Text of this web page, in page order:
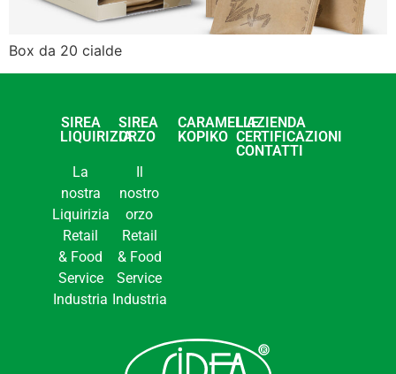
Box da 20 cialde
SIREA
LIQUIRIZIA
La
nostra
Liquirizia
Retail
& Food
Service
Industria
SIREA
ORZO
nostro
orzo
Retail
& Food
Service
Industria
CARAMELLE
KOPIKO
L’AZIENDA
CERTIFICAZIONI
CONTATTI